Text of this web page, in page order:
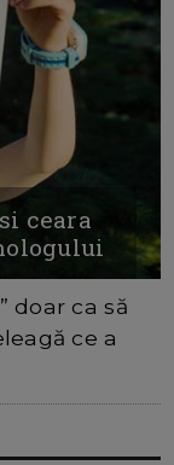
ceara
doar ca să
ce a